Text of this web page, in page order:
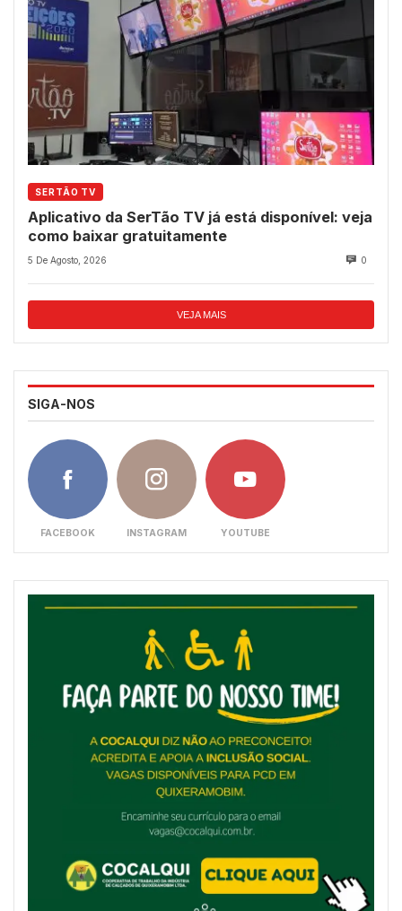
SERTÃO TV
Aplicativo da SerTão TV já está disponível: veja
como baixar gratuitamente
5 De Agosto, 2026 0
VEJA MAIS
SIGA-NOS
FACEBOOK INSTAGRAM YOUTUBE